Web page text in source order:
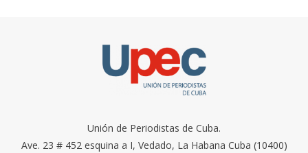
Unión de Periodistas de Cuba.
Ave. 23 # 452 esquina a I, Vedado, La Habana Cuba (10400)